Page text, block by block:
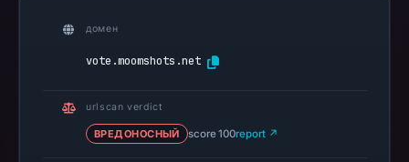
Mar
at
14:58
домен
vote.moomshots.net
urlscan verdict
ВРЕДОНОСНЫЙ score 100report ↗